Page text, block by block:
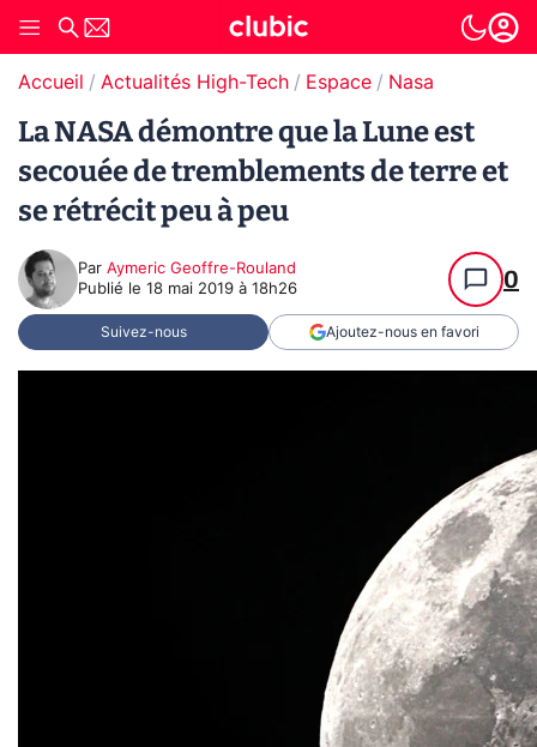
Accueil Actualités High-Tech Espace Nasa
La NASA démontre que la Lune est
secouée de tremblements de terre et
se rétrécit peu à peu
Par Aymeric Geoffre-Rouland
Publié le 18 mai 2019 à 18h26 0
Suivez-nous Ajoutez-nous en favori